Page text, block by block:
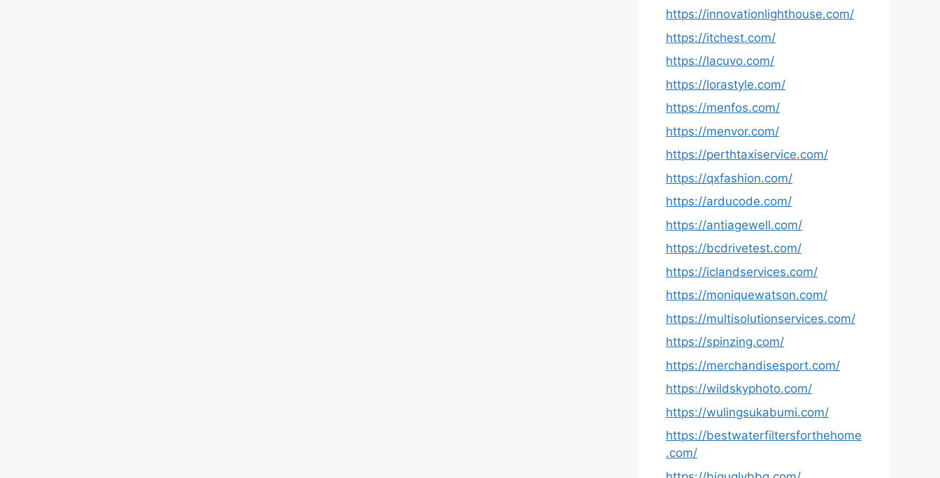
https://innovationlighthouse.com/
https://itchest.com/
https://lacuvo.com/
https://lorastyle.com/
https://menfos.com/
https://menvor.com/
https://perthtaxiservice.com/
https://qxfashion.com/
https://arducode.com/
https://antiagewell.com/
https://bcdrivetest.com/
https://iclandservices.com/
https://moniquewatson.com/
https://multisolutionservices.com/
https://spinzing.com/
https://merchandisesport.com/
https://wildskyphoto.com/
https://wulingsukabumi.com/
https://bestwaterfiltersforthehome
.com/